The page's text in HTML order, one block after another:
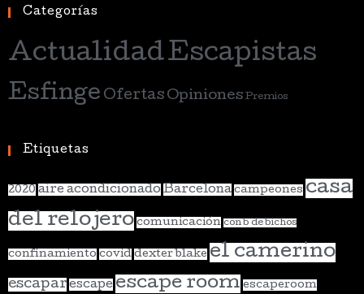
Categorías
ActualidadEscapistas
Esfinge Ofertas Opiniones Premios
Etiquetas
2020 aire acondicionado Barcelona campeones casa
del relojero comunicación con b de bichos
confinamiento covid dexter blake el camerino
escapar escape escape room escaperoom